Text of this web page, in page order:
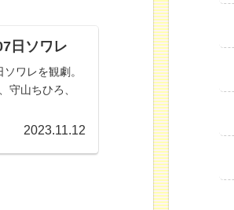
日ソワレ
ワレを観劇。
守山ちひろ、
2023.11.12